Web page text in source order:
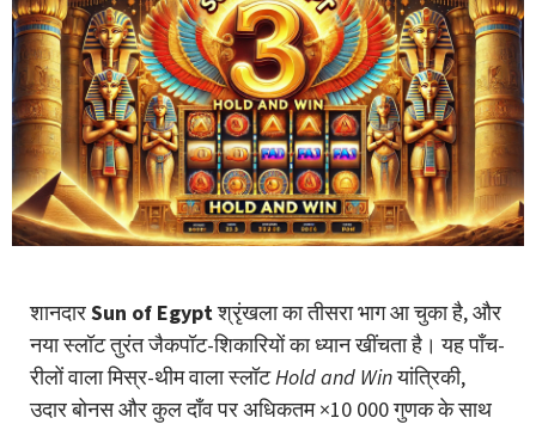
शानदारSun of Egyptश्रृंखला का तीसरा भाग आ चुका है, और
नया स्लॉट तुरंत जैकपॉट-शिकारियों का ध्यान खींचता है। यह पाँच-
रीलों वाला मिस्र-थीम वाला स्लॉटHold and Winयांत्रिकी,
उदार बोनस और कुल दाँव पर अधिकतम ×10 000 गुणक के साथ